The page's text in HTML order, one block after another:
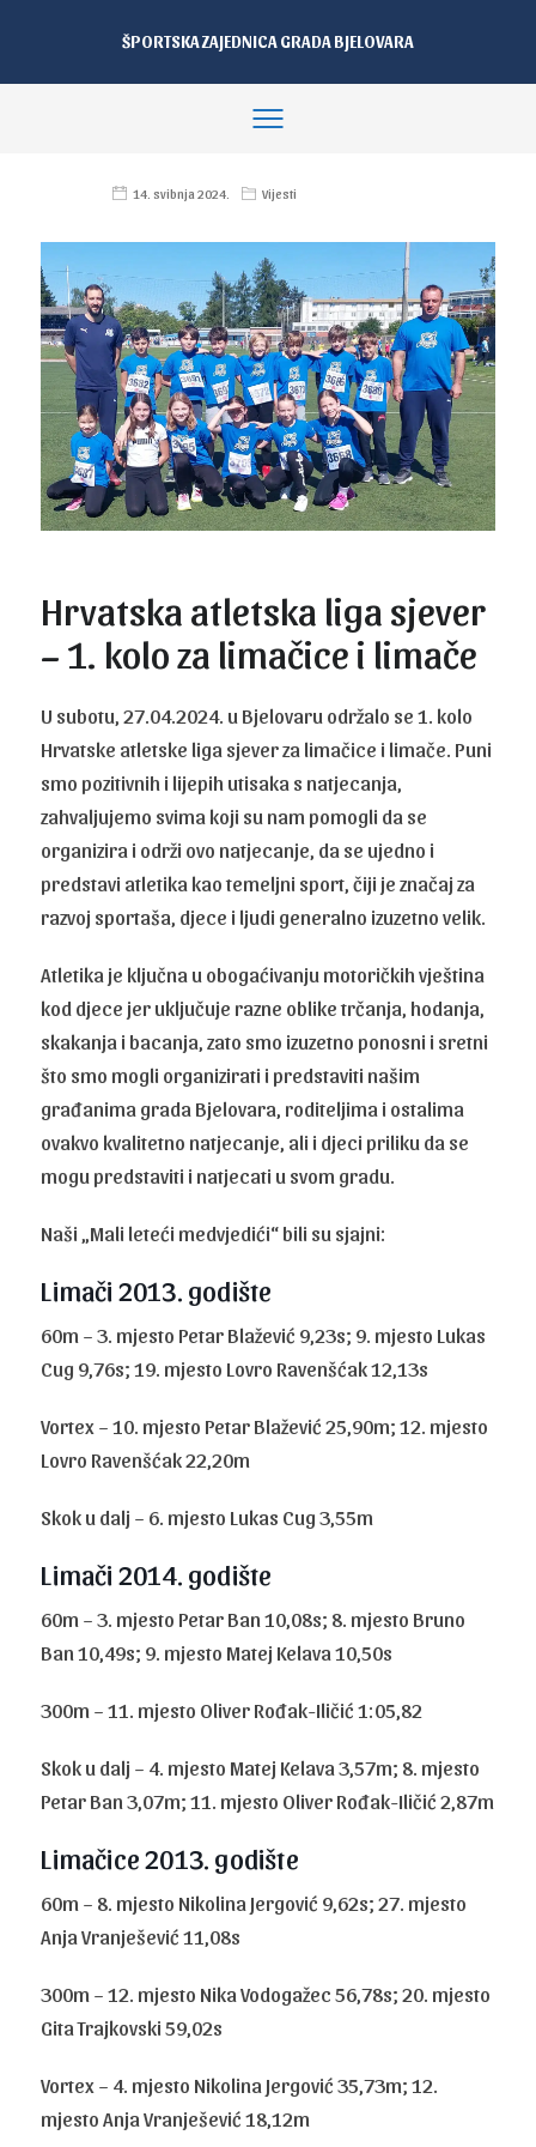
ŠPORTSKA ZAJEDNICA GRADA BJELOVARA
14. svibnja 2024. Vijesti
Hrvatska atletska liga sjever
– 1. kolo za limačice i limače
U subotu, 27.04.2024. u Bjelovaru održalo se 1. kolo
Hrvatske atletske liga sjever za limačice i limače. Puni
smo pozitivnih i lijepih utisaka s natjecanja,
zahvaljujemo svima koji su nam pomogli da se
organizira i održi ovo natjecanje, da se ujedno i
predstavi atletika kao temeljni sport, čiji je značaj za
razvoj sportaša, djece i ljudi generalno izuzetno velik.
Atletika je ključna u obogaćivanju motoričkih vještina
kod djece jer uključuje razne oblike trčanja, hodanja,
skakanja i bacanja, zato smo izuzetno ponosni i sretni
što smo mogli organizirati i predstaviti našim
građanima grada Bjelovara, roditeljima i ostalima
ovakvo kvalitetno natjecanje, ali i djeci priliku da se
mogu predstaviti i natjecati u svom gradu.
Naši „Mali leteći medvjedići“ bili su sjajni:
Limači 2013. godište
60m – 3. mjesto Petar Blažević 9,23s; 9. mjesto Lukas
Cug 9,76s; 19. mjesto Lovro Ravenšćak 12,13s
Vortex – 10. mjesto Petar Blažević 25,90m; 12. mjesto
Lovro Ravenšćak 22,20m
Skok u dalj – 6. mjesto Lukas Cug 3,55m
Limači 2014. godište
60m – 3. mjesto Petar Ban 10,08s; 8. mjesto Bruno
Ban 10,49s; 9. mjesto Matej Kelava 10,50s
300m – 11. mjesto Oliver Rođak-Iličić 1:05,82
Skok u dalj – 4. mjesto Matej Kelava 3,57m; 8. mjesto
Petar Ban 3,07m; 11. mjesto Oliver Rođak-Iličić 2,87m
Limačice 2013. godište
60m – 8. mjesto Nikolina Jergović 9,62s; 27. mjesto
Anja Vranješević 11,08s
300m – 12. mjesto Nika Vodogažec 56,78s; 20. mjesto
Gita Trajkovski 59,02s
Vortex – 4. mjesto Nikolina Jergović 35,73m; 12.
mjesto Anja Vranješević 18,12m